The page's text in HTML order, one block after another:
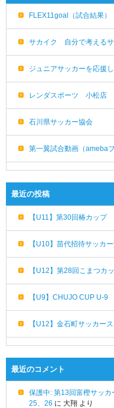
FLEX11goal（試合結果）
サカイク 自分で考えるサ
ジュニアサッカーを応援し
レンダスポーツ 小松店
石川県サッカー協会
第一翼試合動画（amebaブ
最近の投稿
【U11】第30回椿カップ
【U10】苗代招待サッカ
【U12】第28回こまつカ
【U9】CHUJO CUP U-9
【U12】金石町サッカー
最近のコメント
保護中: 第13回富樫サッ
25、26 に 大翔 より